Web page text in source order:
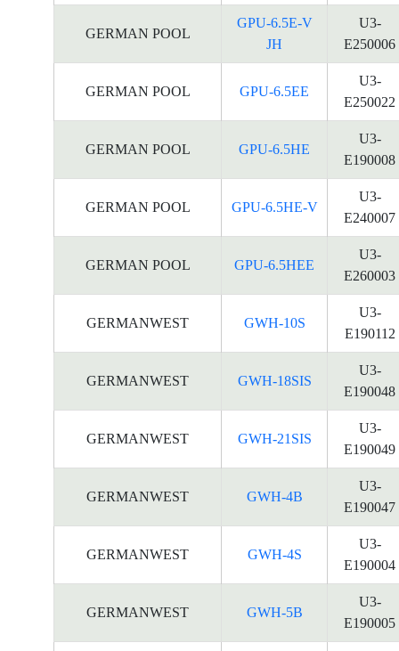
GERMAN POOL
GPU-6.5E-V
JH
U3-
E250006
GERMAN POOL GPU-6.5EE
U3-
E250022
GERMAN POOL GPU-6.5HE
U3-
E190008
GERMAN POOL GPU-6.5HE-V
U3-
E240007
GERMAN POOL GPU-6.5HEE
U3-
E260003
GERMANWEST GWH-10S
U3-
E190112
GERMANWEST GWH-18SIS
U3-
E190048
GERMANWEST GWH-21SIS
U3-
E190049
GERMANWEST GWH-4B
U3-
E190047
GERMANWEST GWH-4S
U3-
E190004
GERMANWEST GWH-5B
U3-
E190005